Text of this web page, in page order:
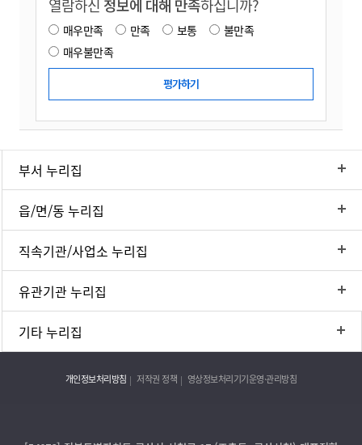
열람하신 정보에 대해 만족하십니까?
매우만족 만족 보통
불만족
매우불만족
부서 누리집
읍/면/동 누리집
직속기관/사업소 누리집
유관기관 누리집
기타 누리집
개인정보처리방침 저작권 정책 영상정보처리기기운영·관리방침